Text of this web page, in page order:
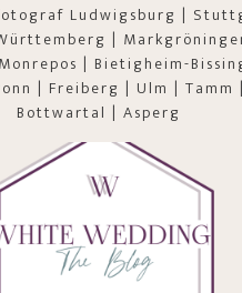
Ludwigsburg |
|
| Bietigheim-
| Freiberg | Ulm | Tamm |
Bottwartal | Asperg